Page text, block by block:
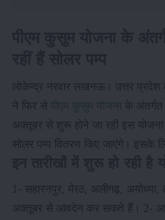
लोकेन्द्र नरवार लखनऊ। उत्तर प्रदेश
ने फिर से
पीएम कुसुम योजना
के
अक्तूबर से शुरू होने जा रही इस
सोलर पम्प वितरण किए जाएंगे। इसके
1- सहारनपुर, मेरठ, अलीगढ़,
अक्तूबर से आवदेन कर सकते हैं। 2-